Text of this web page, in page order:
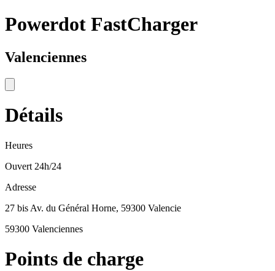
Powerdot FastCharger
Valenciennes
Détails
Heures
Ouvert 24h/24
Adresse
27 bis Av. du Général Horne, 59300 Valencie
59300 Valenciennes
Points de charge